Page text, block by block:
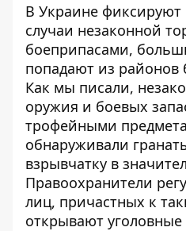
В Украине
случаи незаконной
боеприпасами,
попадают из районов
Как мы писали,
оружия и боевых
трофейными
обнаруживали
взрывчатку в
Правоохранители
лиц, причастных к
открывают уголовные